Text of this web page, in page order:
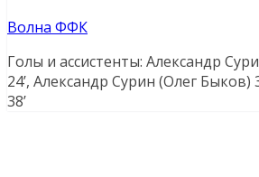
Волна ФФК
Голы и ассистенты: Александр
24’, Александр Сурин (Олег Быков)
38’